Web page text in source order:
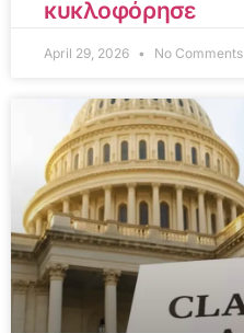
κυκλοφόρησε
April 29, 2026 No Comments